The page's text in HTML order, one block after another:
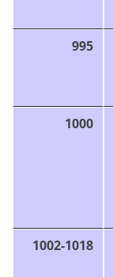
995
1000
1002-1018